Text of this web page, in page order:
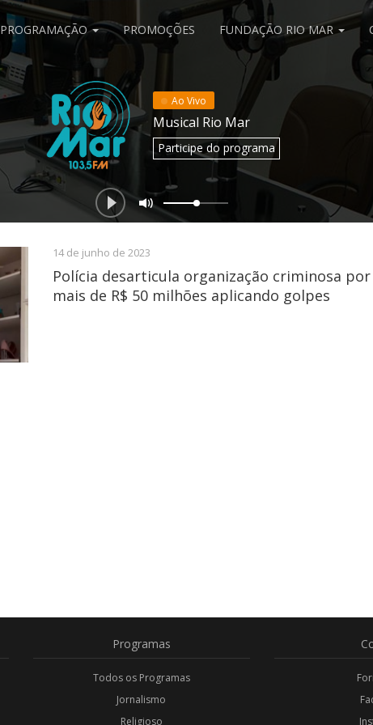
PROGRAMAÇÃO PROMOÇÕES FUNDAÇÃO RIO MAR
Ao Vivo
Musical Rio Mar
Participedo programa
14 de junho de 2023
Polícia desarticula organização criminosa
mais de R$ 50 milhões aplicando golpes
Programas
Todos os Programas
Jornalismo
Religioso